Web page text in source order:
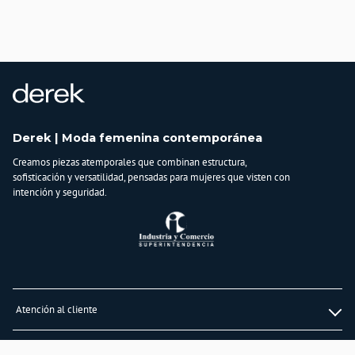
Evita que se moje, usa el perfume antes de ponerte el accesorio, guárdalos en
una caja de cerámica si hay varios artículos juntos se sugiere que estén en
Composición:
Aleación metálica compuesta principalmente de zinc, aluminio, magnesio,
cobre y piedras decorativas en resina.
Derek | Moda femenina contemporánea
Creamos piezas atemporales que combinan estructura,
sofisticación y versatilidad, pensadas para mujeres que visten con
intención y seguridad.
Atención al cliente